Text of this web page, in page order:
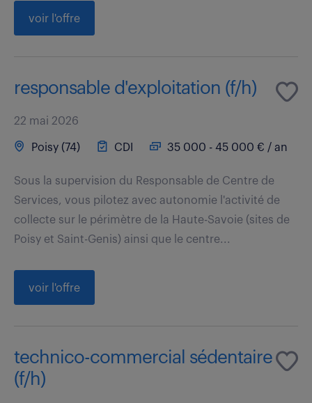
voir l'offre
responsable d'exploitation (f/h)
22 mai 2026
Poisy (74) CDI 35 000 - 45 000 € / an
Sous la supervision du Responsable de Centre de
Services, vous pilotez avec autonomie l'activité de
collecte sur le périmètre de la Haute-Savoie (sites de
Poisy et Saint-Genis) ainsi que le centre...
voir l'offre
technico-commercial sédentaire
(f/h)